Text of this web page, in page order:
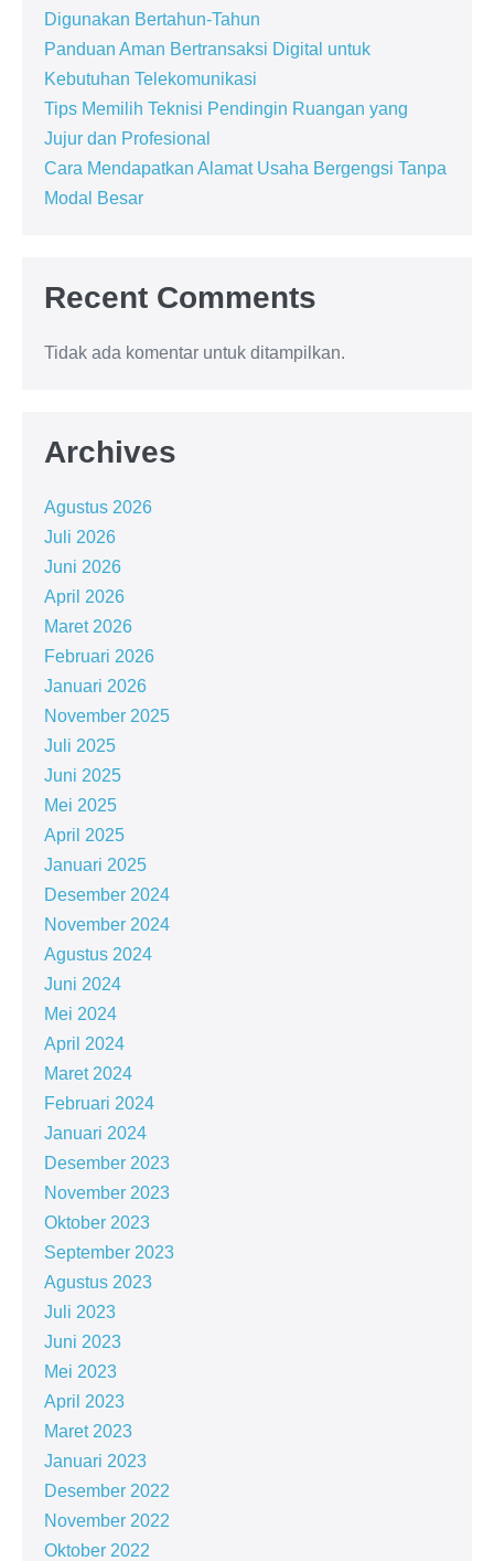
Digunakan Bertahun-Tahun
Panduan Aman Bertransaksi Digital untuk
Kebutuhan Telekomunikasi
Tips Memilih Teknisi Pendingin Ruangan yang
Jujur dan Profesional
Cara Mendapatkan Alamat Usaha Bergengsi Tanpa
Modal Besar
Recent Comments
Tidak ada komentar untuk ditampilkan.
Archives
Agustus 2026
Juli 2026
Juni 2026
April 2026
Maret 2026
Februari 2026
Januari 2026
November 2025
Juli 2025
Juni 2025
Mei 2025
April 2025
Januari 2025
Desember 2024
November 2024
Agustus 2024
Juni 2024
Mei 2024
April 2024
Maret 2024
Februari 2024
Januari 2024
Desember 2023
November 2023
Oktober 2023
September 2023
Agustus 2023
Juli 2023
Juni 2023
Mei 2023
April 2023
Maret 2023
Januari 2023
Desember 2022
November 2022
Oktober 2022